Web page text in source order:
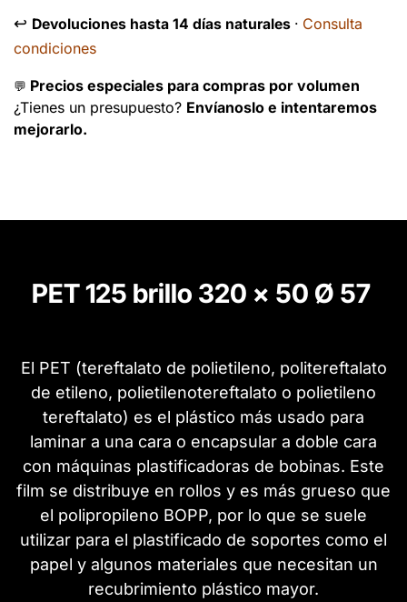
↩️ Devoluciones hasta 14 días naturales · Consulta
condiciones
💬 Precios especiales para compras por volumen
¿Tienes un presupuesto? Envíanoslo e intentaremos
mejorarlo.
PET 125 brillo 320 x 50 Ø 57
El PET (tereftalato de polietileno, politereftalato
de etileno, polietilenotereftalato o polietileno
tereftalato) es el plástico más usado para
laminar a una cara o encapsular a doble cara
con máquinas plastificadoras de bobinas. Este
film se distribuye en rollos y es más grueso que
el polipropileno BOPP, por lo que se suele
utilizar para el plastificado de soportes como el
papel y algunos materiales que necesitan un
recubrimiento plástico mayor.